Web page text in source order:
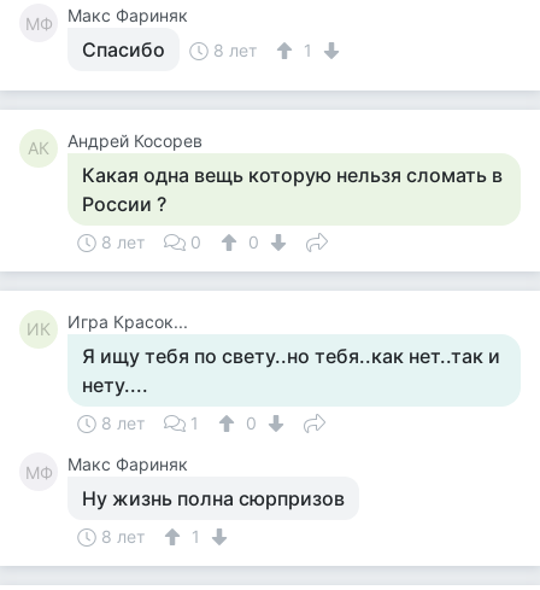
МФ Макс Фариняк
Спасибо 8 лет 1
АК Андрей Косорев
Какая одна вещь которую нельзя сломать в
России ?
8 лет 0 0
ИК Игра Красок...
Я ищу тебя по свету..но тебя..как нет..так и
нету....
8 лет 1 0
МФ Макс Фариняк
Ну жизнь полна сюрпризов
8 лет 1